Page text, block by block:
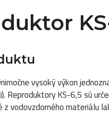
vysoký výkon
Reproduktory KS-6,5 sú
z vodovzdorného materiálu